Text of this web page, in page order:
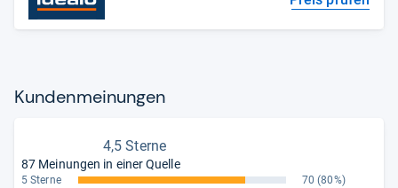
Kun­den­mei­nun­gen
4,5 Sterne
87 Meinungen in einer Quelle
5 Sterne 70 (80%)